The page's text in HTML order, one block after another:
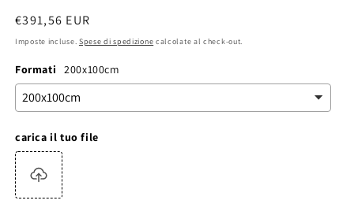
Prezzo
di
€391,56 EUR
Imposte incluse. Spese di spedizione calcolate al check-out.
Formati 200x100cm
carica il tuo file